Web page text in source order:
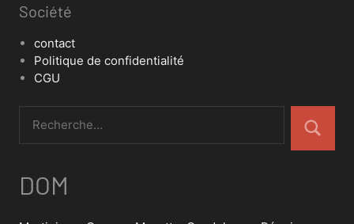
Société
contact
Politique de confidentialité
CGU
DOM